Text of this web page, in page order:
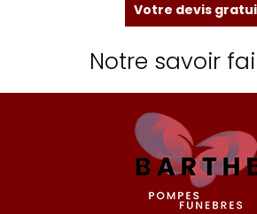
Votre devis
Notre savoir